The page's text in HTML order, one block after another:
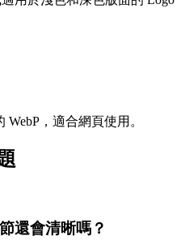
，適合網頁使用。
還會清晰嗎？